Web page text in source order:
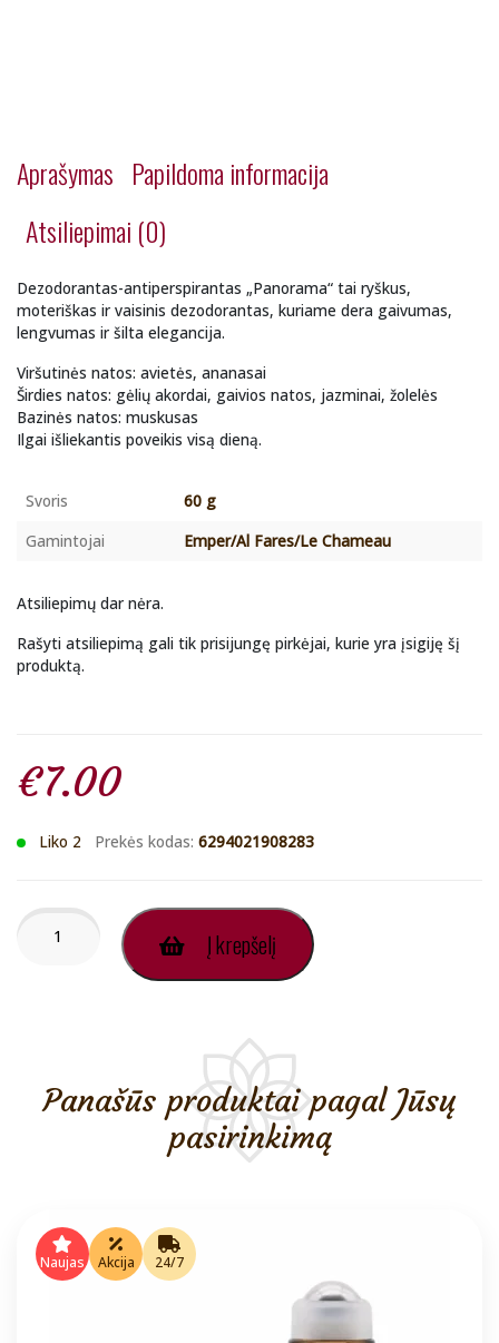
Aprašymas Papildoma informacija
Atsiliepimai (0)
Dezodorantas-antiperspirantas „Panorama“ tai ryškus,
moteriškas ir vaisinis dezodorantas, kuriame dera gaivumas,
lengvumas ir šilta elegancija.
Viršutinės natos: avietės, ananasai
Širdies natos: gėlių akordai, gaivios natos, jazminai, žolelės
Bazinės natos: muskusas
Ilgai išliekantis poveikis visą dieną.
Svoris
60 g
Gamintojai
Emper/Al Fares/Le Chameau
Atsiliepimų dar nėra.
Rašyti atsiliepimą gali tik prisijungę pirkėjai, kurie yra įsigiję šį
produktą.
€7.00
Liko 2 Prekės kodas: 6294021908283
produkto
kiekis:
Moterims
60ml
Į krepšelį
Panašūs produktai pagal Jūsų
pasirinkimą
Naujas Akcija 24/7